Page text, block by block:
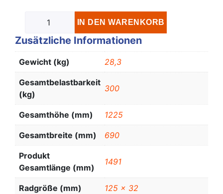
IN DEN WARENKORB
Zusätzliche Informationen
Gewicht (kg) 28,3
Gesamtbelastbarkeit
(kg)
300
Gesamthöhe (mm) 1225
Gesamtbreite (mm) 690
Produkt
Gesamtlänge (mm)
1491
Radgröße (mm) 125 x 32